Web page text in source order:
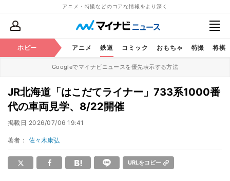
アニメ・特撮などのコアな情報をより深く
ホビー アニメ 鉄道 コミック おもちゃ 特撮 将棋
Googleでマイナビニュースを優先表示する方法
JR北海道「はこだてライナー」733系1000番
代の車両見学、8/22開催
掲載日 2026/07/06 19:41
著者： 佐々木康弘
URLをコピー